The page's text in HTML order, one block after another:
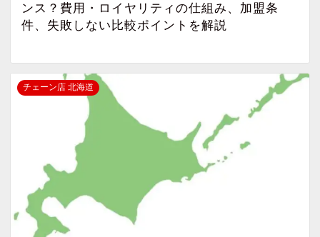
ンス？費用・ロイヤリティの仕組み、加盟条
件、失敗しない比較ポイントを解説
チェーン店 北海道